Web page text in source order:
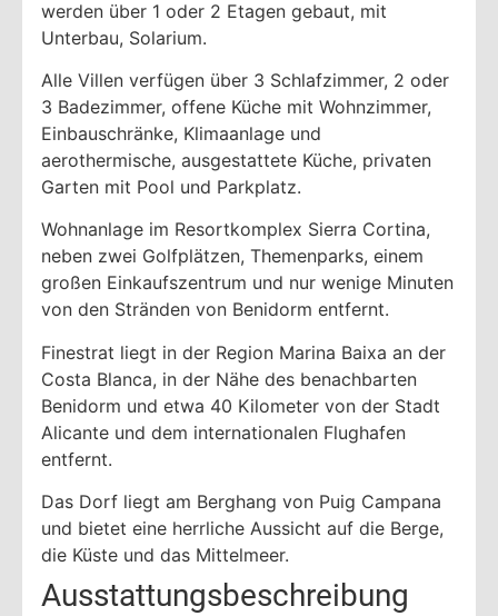
werden über 1 oder 2 Etagen gebaut, mit
Unterbau, Solarium.
Alle Villen verfügen über 3 Schlafzimmer, 2 oder
3 Badezimmer, offene Küche mit Wohnzimmer,
Einbauschränke, Klimaanlage und
aerothermische, ausgestattete Küche, privaten
Garten mit Pool und Parkplatz.
Wohnanlage im Resortkomplex Sierra Cortina,
neben zwei Golfplätzen, Themenparks, einem
großen Einkaufszentrum und nur wenige Minuten
von den Stränden von Benidorm entfernt.
Finestrat liegt in der Region Marina Baixa an der
Costa Blanca, in der Nähe des benachbarten
Benidorm und etwa 40 Kilometer von der Stadt
Alicante und dem internationalen Flughafen
entfernt.
Das Dorf liegt am Berghang von Puig Campana
und bietet eine herrliche Aussicht auf die Berge,
die Küste und das Mittelmeer.
Ausstattungsbeschreibung